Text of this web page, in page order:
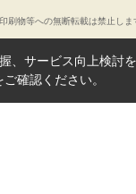
刷物等への無断転載は禁止しま
、サービス向上検討
ご確認ください。